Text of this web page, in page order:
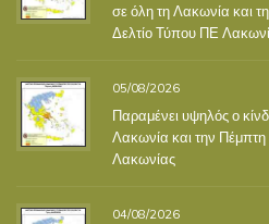
σε όλη τη Λακωνία και
Δελτίο Τύπου ΠΕ
05/08/2026
Παραμένει υψηλός ο
Λακωνία και την
Λακωνίας
04/08/2026